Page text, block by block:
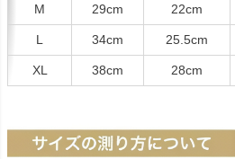
M 29cm 22cm
L 34cm 25.5cm
XL 38cm 28cm